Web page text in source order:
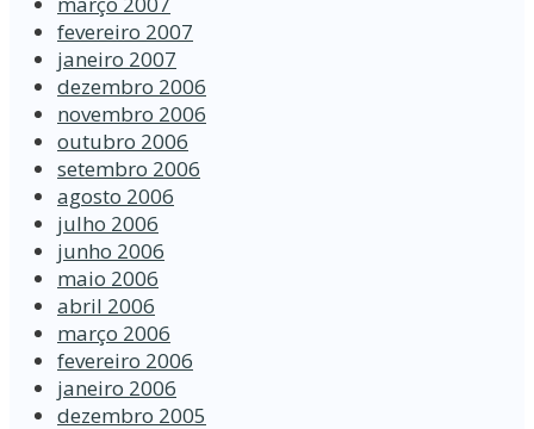
fevereiro 2007
janeiro 2007
dezembro 2006
novembro 2006
outubro 2006
setembro 2006
agosto 2006
julho 2006
junho 2006
maio 2006
abril 2006
março 2006
fevereiro 2006
janeiro 2006
dezembro 2005